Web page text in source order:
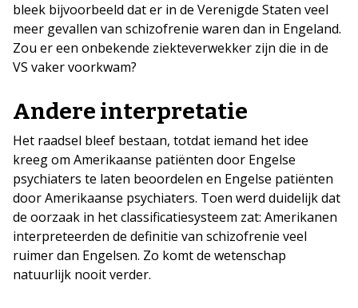
bleek bijvoorbeeld dat er in de Verenigde Staten veel
meer gevallen van schizofrenie waren dan in Engeland.
Zou er een onbekende ziekteverwekker zijn die in de
VS vaker voorkwam?
Andere interpretatie
Het raadsel bleef bestaan, totdat iemand het idee
kreeg om Amerikaanse patiënten door Engelse
psychiaters te laten beoordelen en Engelse patiënten
door Amerikaanse psychiaters. Toen werd duidelijk dat
de oorzaak in het classificatiesysteem zat: Amerikanen
interpreteerden de definitie van schizofrenie veel
ruimer dan Engelsen. Zo komt de wetenschap
natuurlijk nooit verder.